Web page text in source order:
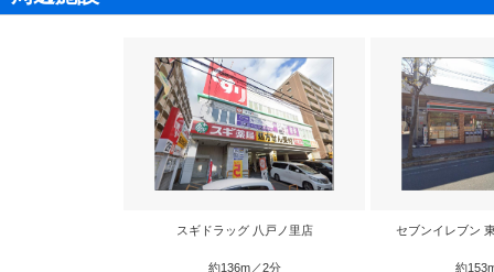
スギドラッグ 八戸ノ里店
約136m／2分
セブンイレブン
約